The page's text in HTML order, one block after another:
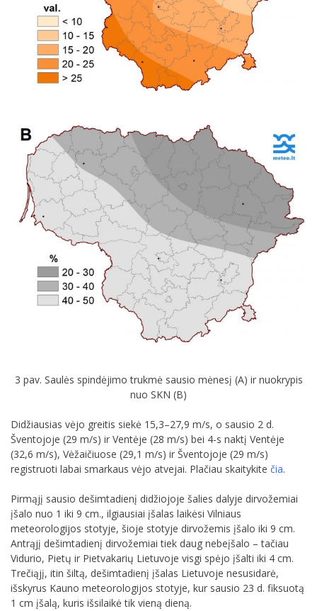
3 pav. Saulės spindėjimo trukmė sausio mėnesį (A) ir nuokrypis
nuo SKN (B)
Didžiausias vėjo greitis siekė 15,3–27,9 m/s, o sausio 2 d.
Šventojoje (29 m/s) ir Ventėje (28 m/s) bei 4-s naktį Ventėje
(32,6 m/s), Vėžaičiuose (29,1 m/s) ir Šventojoje (29 m/s)
registruoti labai smarkaus vėjo atvejai. Plačiau skaitykite čia.
Pirmąjį sausio dešimtadienį didžiojoje šalies dalyje dirvožemiai
įšalo nuo 1 iki 9 cm., ilgiausiai įšalas laikėsi Vilniaus
meteorologijos stotyje, šioje stotyje dirvožemis įšalo iki 9 cm.
Antrąjį dešimtadienį dirvožemiai tiek daug nebeįšalo – tačiau
Vidurio, Pietų ir Pietvakarių Lietuvoje visgi spėjo įšalti iki 4 cm.
Trečiąjį, itin šiltą, dešimtadienį įšalas Lietuvoje nesusidarė,
išskyrus Kauno meteorologijos stotyje, kur sausio 23 d. fiksuotą
1 cm įšalą, kuris išsilaikė tik vieną dieną.